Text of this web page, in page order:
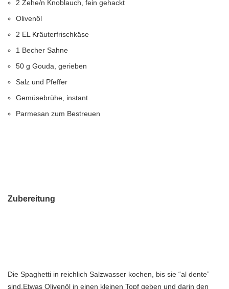
2 Zehe/n Knoblauch, fein gehackt
Olivenöl
2 EL Kräuterfrischkäse
1 Becher Sahne
50 g Gouda, gerieben
Salz und Pfeffer
Gemüsebrühe, instant
Parmesan zum Bestreuen
Zubereitung
Die Spaghetti in reichlich Salzwasser kochen, bis sie “al dente”
sind.Etwas Olivenöl in einen kleinen Topf geben und darin den